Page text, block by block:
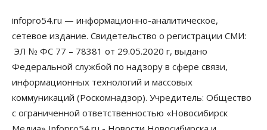
Власть Общество Право&Порядок
мяса в Новосибирской области
07 Августа 2026, 15:00
Финансы
Расходы новосибирцев на спорт выросли на 40%
за полгода
07 Августа 2026, 14:35
infopro54.ru — информационно-аналитическое,
сетевое издание. Свидетельство о регистрации СМИ:
ЭЛ № ФС 77 – 78381 от 29.05.2020 г, выдано
Федеральной службой по надзору в сфере связи,
информационных технологий и массовых
коммуникаций (Роскомнадзор). Учредитель: Общество
с ограниченной ответственностью «Новосибирск